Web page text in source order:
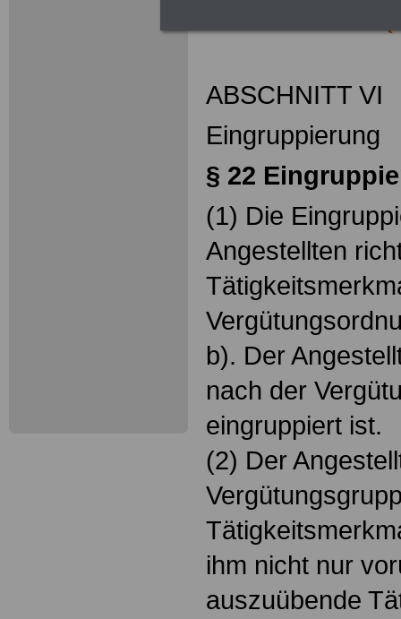
ABSCHNITT VI
Eingruppierung
§ 22
(1) Die
Angestellten
b). Der
nach der
eingruppiert ist.
(2) Der
ihm nicht nur
auszuübende